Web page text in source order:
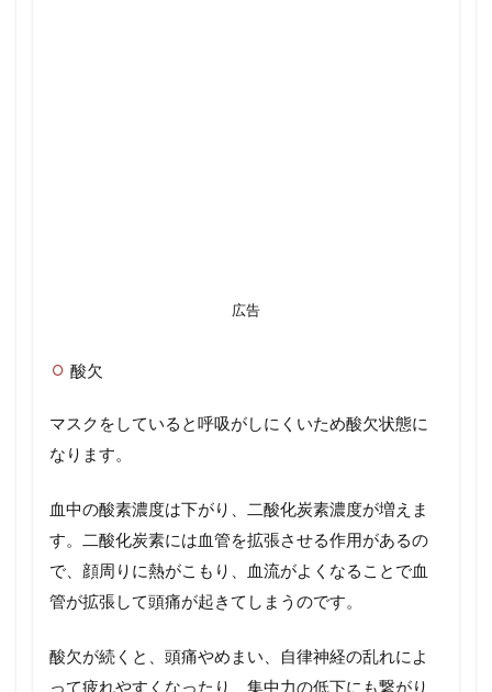
広告
酸欠
マスクをしていると呼吸がしにくいため酸欠状態に
なります。
血中の酸素濃度は下がり、二酸化炭素濃度が増えま
す。二酸化炭素には血管を拡張させる作用があるの
で、顔周りに熱がこもり、血流がよくなることで血
管が拡張して頭痛が起きてしまうのです。
酸欠が続くと、頭痛やめまい、自律神経の乱れによ
って疲れやすくなったり、集中力の低下にも繋がり